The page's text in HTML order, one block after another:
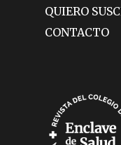
QUIERO
CONTACTO